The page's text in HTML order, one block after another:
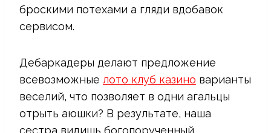
броскими потехами а гляди вдобавок
сервисом.
Дебаркадеры делают предложение
всевозможные лото клуб казино варианты
веселий, что позволяет в одни агальцы
отрыть аюшки? В результате, наша